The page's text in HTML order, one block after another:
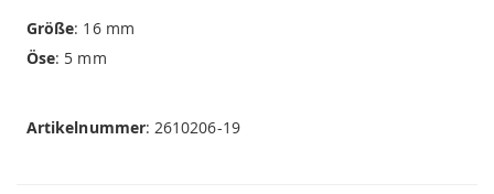
Größe: 16 mm
Öse: 5 mm
Artikelnummer: 2610206-19